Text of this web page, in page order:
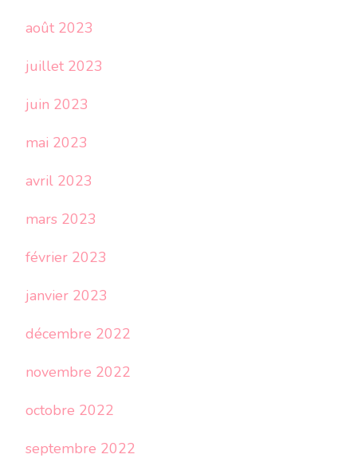
août 2023
juillet 2023
juin 2023
mai 2023
avril 2023
mars 2023
février 2023
janvier 2023
décembre 2022
novembre 2022
octobre 2022
septembre 2022